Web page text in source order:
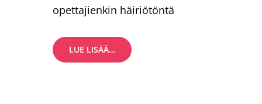
opettajienkin häiriötöntä
LUE LISÄÄ…POSITIIVINEN
OPPIMISYMPÄRISTÖ